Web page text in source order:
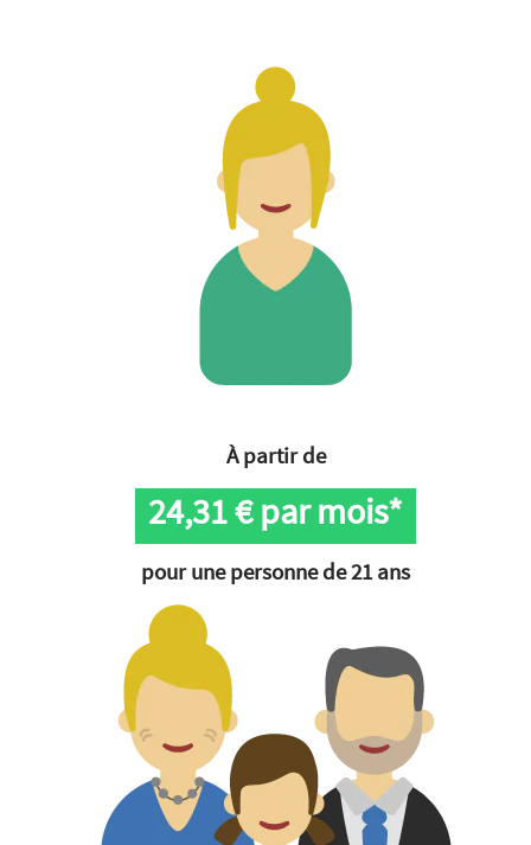
À partir de
24,31€ par mois*
pour une personne de 21 ans